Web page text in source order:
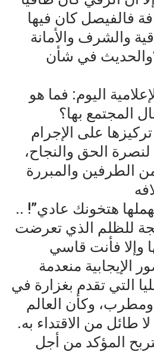
فالفيصل كان فيها
والشرف والأمانة
“والحديث في شأن
اليوم: فما هو
المجتمع بها؟
على الإجرام
الحق والنجاح،
الطرفين والمبررة
هتخونك عادي”! ..
للظلم الذي تعرضت
وإلا فأنت قاسي
الإيجابية منعدمة
التي تقدم بغزارة في
وكأن العالم
طائل من الاقتداء به.
المؤكد من أجل